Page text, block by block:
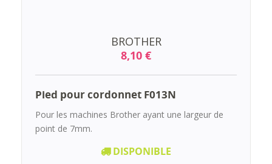
BROTHER
8,10 €
Pied pour cordonnet F013N
Pour les machines Brother ayant une largeur de
point de 7mm.
DISPONIBLE